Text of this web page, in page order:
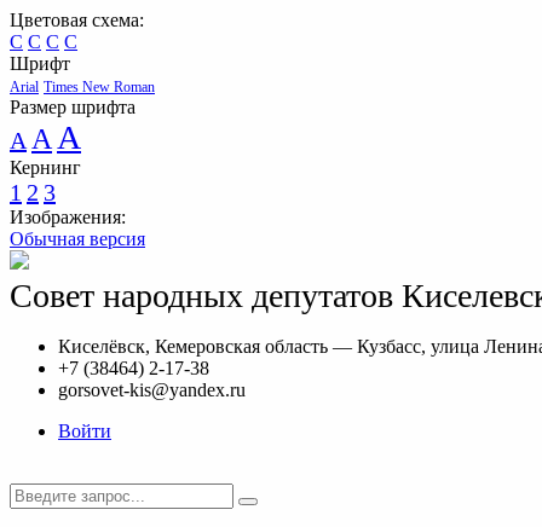
Цветовая схема:
C C C C
Шрифт
Arial Times New Roman
Размер шрифта
A A A
Кернинг
1 2 3
Изображения:
Обычная версия
Совет народных депутатов
Киселёвск, Кемеровская область — Кузбасс, улица
+7 (38464) 2-17-38
gorsovet-kis@yandex.ru
Войти